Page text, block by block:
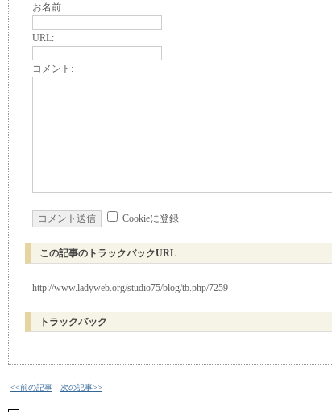
お名前:
URL:
コメント:
Cookieに登録
この記事のトラックバックURL
http://www.ladyweb.org/studio75/blog/tb.php/7259
トラックバック
<<前の記事 次の記事>>